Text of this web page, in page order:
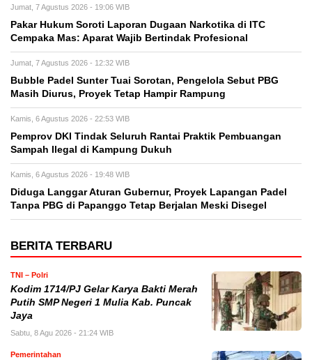
Jumat, 7 Agustus 2026 - 19:06 WIB
Pakar Hukum Soroti Laporan Dugaan Narkotika di ITC
Cempaka Mas: Aparat Wajib Bertindak Profesional
Jumat, 7 Agustus 2026 - 12:32 WIB
Bubble Padel Sunter Tuai Sorotan, Pengelola Sebut PBG
Masih Diurus, Proyek Tetap Hampir Rampung
Kamis, 6 Agustus 2026 - 22:53 WIB
Pemprov DKI Tindak Seluruh Rantai Praktik Pembuangan
Sampah Ilegal di Kampung Dukuh
Kamis, 6 Agustus 2026 - 19:48 WIB
Diduga Langgar Aturan Gubernur, Proyek Lapangan Padel
Tanpa PBG di Papanggo Tetap Berjalan Meski Disegel
BERITA TERBARU
TNI – Polri
Kodim 1714/PJ Gelar Karya Bakti Merah
Putih SMP Negeri 1 Mulia Kab. Puncak
Jaya
Sabtu, 8 Agu 2026 - 21:24 WIB
Pemerintahan